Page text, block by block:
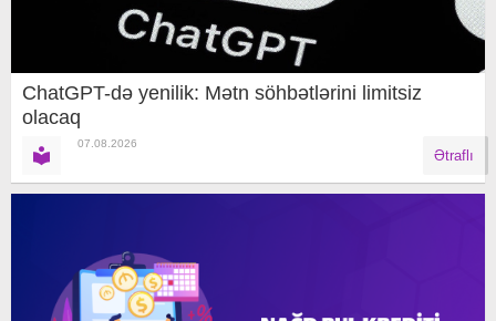
ChatGPT-də yenilik: Mətn söhbətlərini limitsiz
olacaq
07.08.2026
Ətraflı